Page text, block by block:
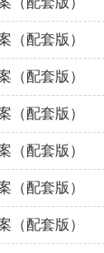
（配套版）
（配套版）
（配套版）
（配套版）
（配套版）
（配套版）